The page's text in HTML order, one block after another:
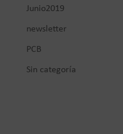
Junio2019
newsletter
PCB
Sin categoría